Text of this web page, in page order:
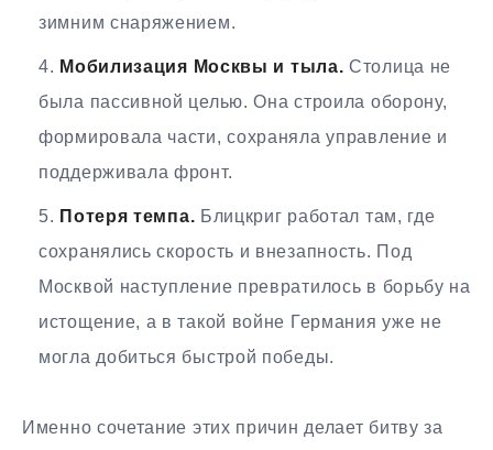
зимним снаряжением.
Мобилизация Москвы и тыла. Столица не
была пассивной целью. Она строила оборону,
формировала части, сохраняла управление и
поддерживала фронт.
Потеря темпа. Блицкриг работал там, где
сохранялись скорость и внезапность. Под
Москвой наступление превратилось в борьбу на
истощение, а в такой войне Германия уже не
могла добиться быстрой победы.
Именно сочетание этих причин делает битву за